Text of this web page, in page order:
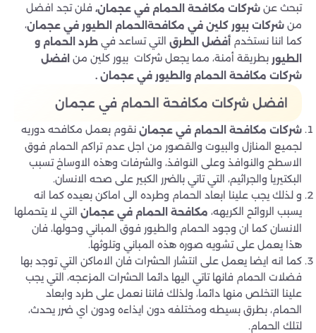
تبحث عن شركات مكافحة الحمام في عجمان، فلن تجد افضل
من شركات بيور كلين في مكافحةالحمام الطيور في عجمان،
كما اننا نستخدم أفضل الطرق التي تساعد في طرد الحمام و
الطيور بطريقة أمنة، مما يجعل شركات بيور كلين من افضل
شركات مكافحة الحمام والطيور في عجمان .
افضل شركات مكافحة الحمام في عجمان
شركات مكافحة الحمام في عجمان نقوم بعمل مكافحه دوريه
لجميع المنازل والبيوت والقصور من اجل عدم تراكم الحمام فوق
الاسطح والنوافذ وعلى النوافذ، والشرفات وهذه الاوساخ تسبب
البكتيريا والجراثيم، التي تاتي بالضرر الكبير على صحه الانسان.
و لذلك يجب علينا ابعاد الحمام وطرده الى اماكن بعيده كما انه
يسبب الروائح الكريهه، مكافحة الحمام في عجمان التي لا يتحملها
الانسان كما ان وجود الحمام والطيور فوق المباني وحولها، فان
هذا يعمل على تشويه صوره هذه المباني وتلوثها.
كما انه ايضا يعمل على انتشار الحشرات فان الاماكن التي توجد بها
فضلات الحمام فانها تاتي اليها دائما الحشرات المزعجه، التي يجب
علينا التخلص منها دائما، ولذلك فاننا نعمل على طرد وابعاد
الحمام، بطرق بسيطه ومختلفه دون ايذاءه ودون اي ضرر يحدث،
لتلك الحمام.